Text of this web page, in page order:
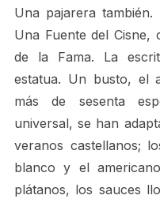
Una pajarera
Una Fuente del
de la Fama. La
estatua. Un busto, el
más de sesenta
universal, se han
veranos castellanos;
blanco y el
plátanos, los sauces